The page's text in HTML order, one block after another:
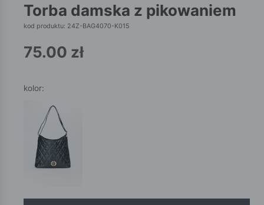
torba damska z pikowaniem
kod produktu: 24Z-BAG4070-K015
75.00 zł
kolor: